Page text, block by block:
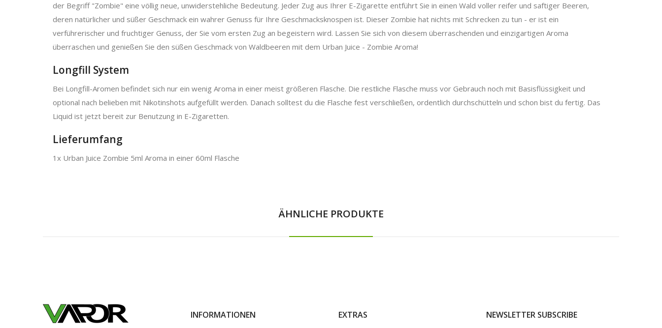
der Begriff "Zombie" eine völlig neue, unwiderstehliche Bedeutung. Jeder Zug aus Ihrer E-Zigarette entführt Sie in einen Wald voller reifer und saftiger Beeren,
deren natürlicher und süßer Geschmack ein wahrer Genuss für Ihre Geschmacksknospen ist. Dieser Zombie hat nichts mit Schrecken zu tun - er ist ein
verführerischer und fruchtiger Genuss, der Sie vom ersten Zug an begeistern wird. Lassen Sie sich von diesem überraschenden und einzigartigen Aroma
überraschen und genießen Sie den süßen Geschmack von Waldbeeren mit dem Urban Juice - Zombie Aroma!
Longfill System
Bei Longfill-Aromen befindet sich nur ein wenig Aroma in einer meist größeren Flasche. Die restliche Flasche muss vor Gebrauch noch mit Basisflüssigkeit und
optional nach belieben mit Nikotinshots aufgefüllt werden. Danach solltest du die Flasche fest verschließen, ordentlich durchschütteln und schon bist du fertig. Das
Liquid ist jetzt bereit zur Benutzung in E-Zigaretten.
Lieferumfang
1x Urban Juice Zombie 5ml Aroma in einer 60ml Flasche
ÄHNLICHE PRODUKTE
INFORMATIONEN EXTRAS NEWSLETTER SUBSCRIBE